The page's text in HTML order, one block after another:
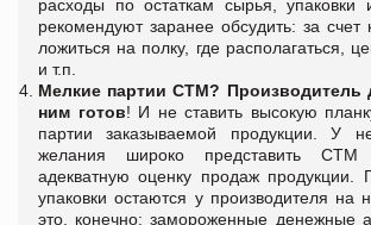
расходы по остаткам сырья, упаковки
рекомендуют заранее обсудить: за
ложиться на полку, где располагаться,
и т.п.
Мелкие партии СТМ? Производитель
ним готов! И не ставить высокую
партии заказываемой продукции. У
желания широко представить СТМ
адекватную оценку продаж продукции.
упаковки остаются у производителя на
это, конечно: замороженные денежные